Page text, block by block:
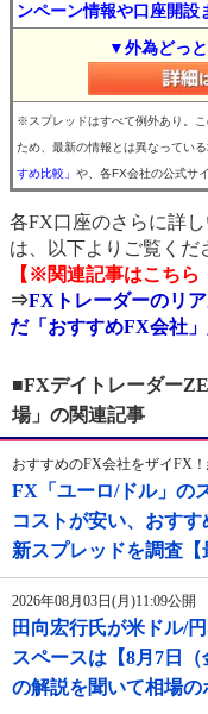
ンペーン情報や口座開設
▼外為どっ
※スプレッドはすべて例外あり。
ため、最新の情報とは異なってい
すめ比較」 や、各FX会社の公式サ
各FX口座のさらに詳
は、以下よりご覧くだ
【※関連記事はこちら
⇒FXトレーダーのリ
だ「おすすめFX会社
■FXデイトレーダー
場」の関連記事
おすすめのFX会社をザイFX
FX「ユーロ/ドル」の
コストが安い、おす
新スプレッドを調査【
2026年08月03日(月)11:09公
田向宏行氏が米ドル/
スペースは【8月7日
の解説を聞いて相場